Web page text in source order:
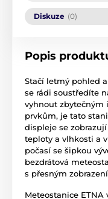
Diskuze (0)
Popis
Stačí letmý pohled
se rádi soustředíte
vyhnout zbytečným
prvkům, je tato
displeje se
teploty a vlhkosti a
počasí se šipkou
bezdrátová
s přesným
Meteostanice ETNA